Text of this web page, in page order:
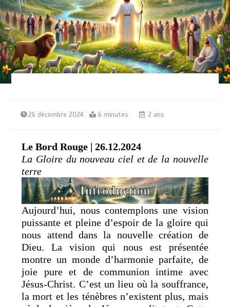
26 décembre 2024 6 minutes 2 ans
Le Bord Rouge | 26.12.2024
La Gloire du nouveau ciel et de la nouvelle
terre
Aujourd’hui, nous contemplons une vision
puissante et pleine d’espoir de la gloire qui
nous attend dans la nouvelle création de
Dieu. La vision qui nous est présentée
montre un monde d’harmonie parfaite, de
joie pure et de communion intime avec
Jésus-Christ. C’est un lieu où la souffrance,
la mort et les ténèbres n’existent plus, mais